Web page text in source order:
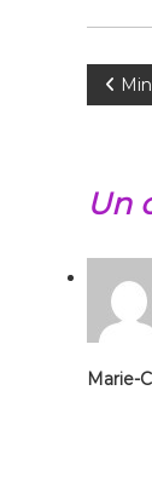
k
N
v
i
a
Un
Marie-